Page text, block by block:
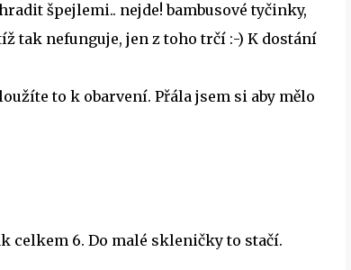
špejlemi.. nejde! bambusové tyčinky,
tak nefunguje, jen z toho trčí :-) K dostání
to k obarvení. Přála jsem si aby mělo
celkem 6. Do malé skleničky to stačí.